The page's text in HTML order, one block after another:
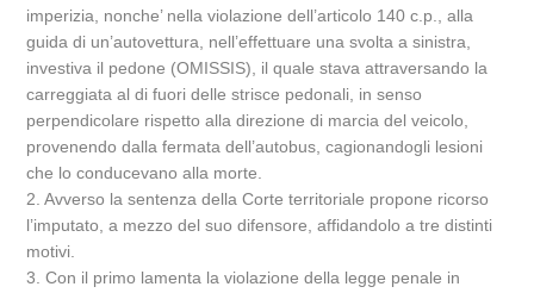
imperizia, nonche’ nella violazione dell’articolo 140 c.p., alla
guida di un’autovettura, nell’effettuare una svolta a sinistra,
investiva il pedone (OMISSIS), il quale stava attraversando la
carreggiata al di fuori delle strisce pedonali, in senso
perpendicolare rispetto alla direzione di marcia del veicolo,
provenendo dalla fermata dell’autobus, cagionandogli lesioni
che lo conducevano alla morte.
2. Avverso la sentenza della Corte territoriale propone ricorso
l’imputato, a mezzo del suo difensore, affidandolo a tre distinti
motivi.
3. Con il primo lamenta la violazione della legge penale in